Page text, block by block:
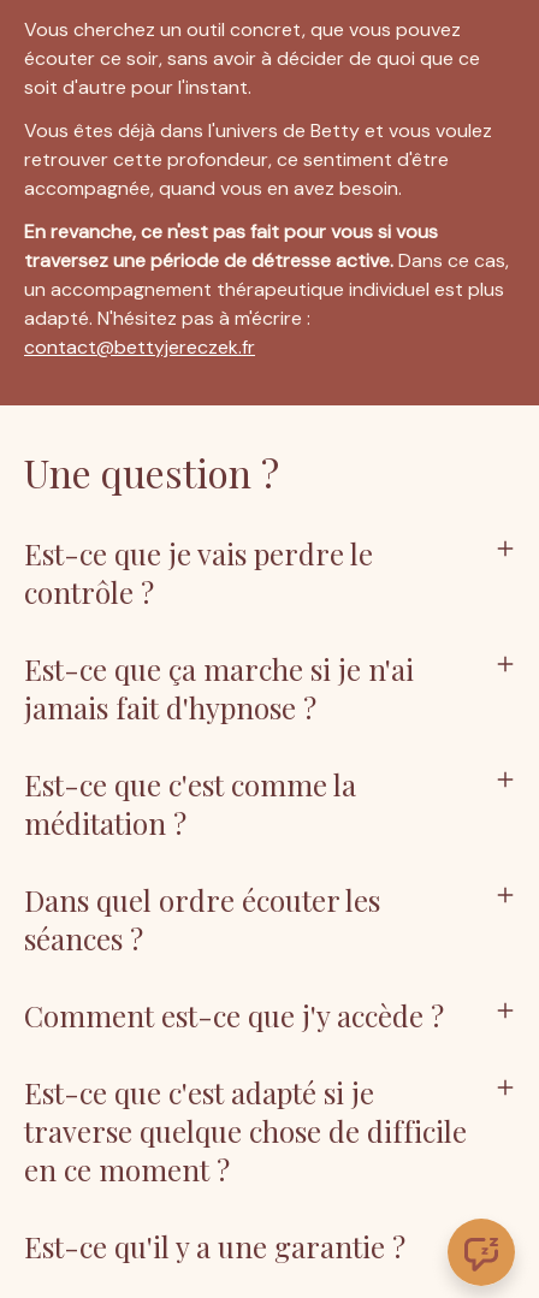
Vous cherchez un outil concret, que vous pouvez
écouter ce soir, sans avoir à décider de quoi que ce
soit d'autre pour l'instant.
Vous êtes déjà dans l'univers de Betty et vous voulez
retrouver cette profondeur, ce sentiment d'être
accompagnée, quand vous en avez besoin.
En revanche, ce n'est pas fait pour vous si vous
traversez une période de détresse active. Dans ce cas,
un accompagnement thérapeutique individuel est plus
contact@bettyjereczek.fr
Une question ?
Est-ce que je vais perdre le
contrôle ?
Est-ce que ça marche si je n'ai
jamais fait d'hypnose ?
Est-ce que c'est comme la
méditation ?
Dans quel ordre écouter les
séances ?
Comment est-ce que j'y accède ?
Est-ce que c'est adapté si je
traverse quelque chose de difficile
en ce moment ?
Est-ce qu'il y a une garantie ?